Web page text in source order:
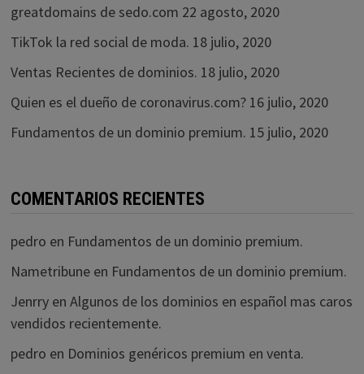
greatdomains de sedo.com 22 agosto, 2020
TikTok la red social de moda. 18 julio, 2020
Ventas Recientes de dominios. 18 julio, 2020
Quien es el dueño de coronavirus.com? 16 julio, 2020
Fundamentos de un dominio premium. 15 julio, 2020
COMENTARIOS RECIENTES
pedro en Fundamentos de un dominio premium.
Nametribuneen Fundamentos de un dominio premium.
Jenrryen Algunos de los dominios en español mas caros
vendidos recientemente.
pedro en Dominios genéricos premium en venta.